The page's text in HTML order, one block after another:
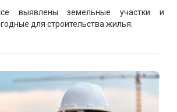
выявлены земельные участки и
для строительства жилья.